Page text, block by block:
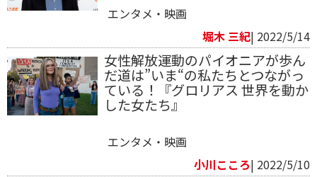
エンタメ・映画
堀木 三紀| 2022/5/14
女性解放運動のパイオニアが歩ん
だ道は”いま“の私たちとつながっ
ている！『グロリアス 世界を動か
した女たち』
エンタメ・映画
小川こころ| 2022/5/10